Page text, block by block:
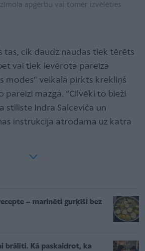
apģērbu vai tomēr izvēlēties
tas, cik daudz naudas tiek tērēts
vai tiek ievērota pareiza
modes” veikalā pirkts krekliņš
pareizi mazgā. “Cilvēki to bieži
stiliste Indra Salceviča un
instrukcija atrodama uz katra
– marinēti gurķīši bez
brālīti. Kā paskaidrot, ka